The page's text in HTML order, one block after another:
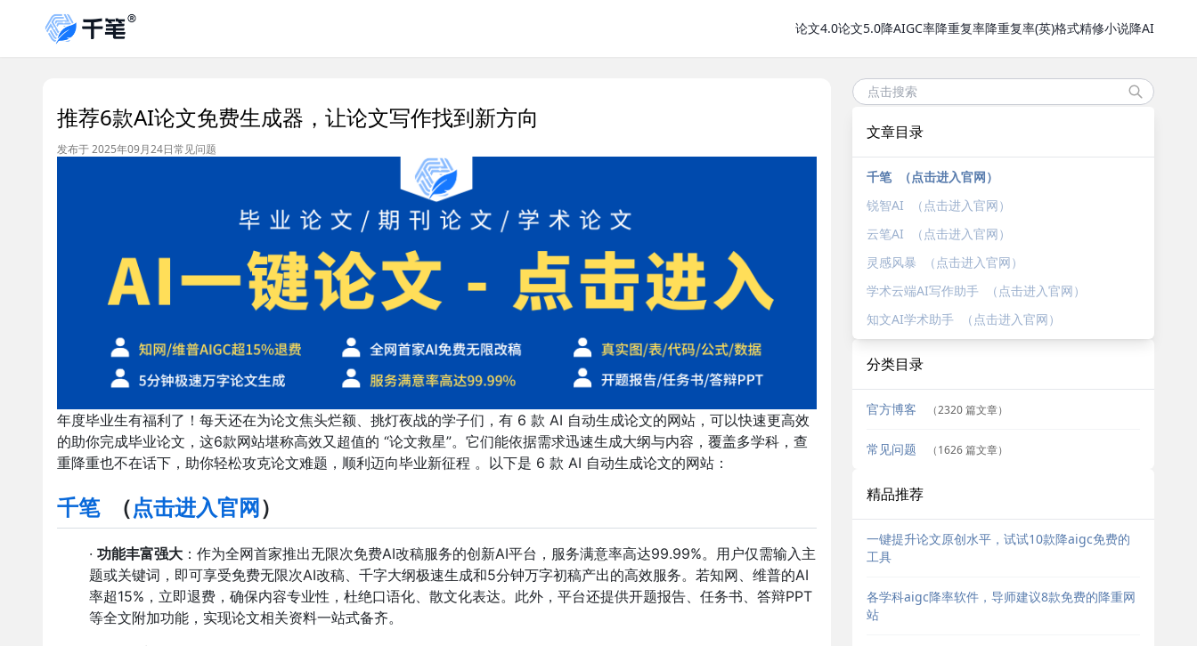
论文4.0论文5.0降AIGC率降重复率降重复率(英)格式精修小说降AI
推荐6款AI论文免费生成器，让论文写作找到新方向
发布于 2025年09月24日常见问题
年度毕业生有福利了！每天还在为论文焦头烂额、挑灯夜战的学子们，有 6 款 AI 自动生成论文的网站，可以快速更高效
的助你完成毕业论文，这6款网站堪称高效又超值的 “论文救星”。它们能依据需求迅速生成大纲与内容，覆盖多学科，查
重降重也不在话下，助你轻松攻克论文难题，顺利迈向毕业新征程 。以下是 6 款 AI 自动生成论文的网站：
千笔（点击进入官网 ）
· 功能丰富强大 ：作为全网首家推出无限次免费AI改稿服务的创新AI平台，服务满意率高达99.99%。用户仅需输入主
题或关键词，即可享受免费无限次AI改稿、千字大纲极速生成和5分钟万字初稿产出的高效服务。若知网、维普的AI
率超15%，立即退费，确保内容专业性，杜绝口语化、散文化表达。此外，平台还提供开题报告、任务书、答辩PPT
等全文附加功能，实现论文相关资料一站式备齐。
文章目录
千笔 （点击进入官网）
锐智AI （点击进入官网）
云笔AI （点击进入官网）
灵感风暴 （点击进入官网）
学术云端AI写作助手 （点击进入官网）
知文AI学术助手 （点击进入官网）
分类目录
官方博客 （2320 篇文章）
常见问题 （1626 篇文章）
精品推荐
一键提升论文原创水平，试试10款降aigc免费的
工具
各学科aigc降率软件，导师建议8款免费的降重网
站